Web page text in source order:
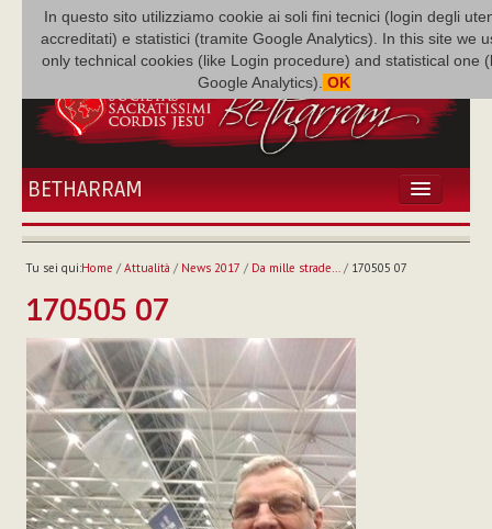
In questo sito utilizziamo cookie ai soli fini tecnici (login degli
accreditati) e statistici (tramite Google Analytics). In this site we
only technical cookies (like Login procedure) and statistical one
Google Analytics). OK
BETHARRAM
HOME
FAMIGLIA
MISSIONE
NEF
MEDIATECA
P. AUGUSTO ETCHECOPAR
Tu sei qui:Home / Attualità / News 2017 / Da mille strade…/ 170505 07
170505 07